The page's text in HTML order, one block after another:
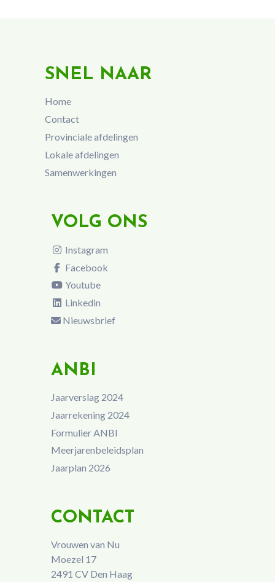
SNEL NAAR
Home
Contact
Provinciale afdelingen
Lokale afdelingen
Samenwerkingen
VOLG ONS
Instagram
Facebook
Youtube
Linkedin
Nieuwsbrief
ANBI
Jaarverslag 2024
Jaarrekening 2024
Formulier ANBI
Meerjarenbeleidsplan
Jaarplan 2026
CONTACT
Vrouwen van Nu
Moezel 17
2491 CV Den Haag